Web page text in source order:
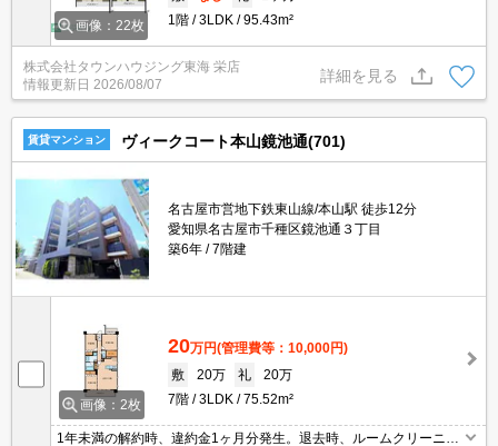
画像：22枚
1階
3LDK 95.43m²
株式会社タウンハウジング東海 栄店
情報更新日 2026/08/07
詳細を見る
賃貸マンション ヴィークコート本山鏡池通(701)
名古屋市営地下鉄東山線/本山駅 徒歩12分
愛知県名古屋市千種区鏡池通３丁目
築6年
7階建
画像：2枚
20万円(管理費等：10,000円)
敷
20万 礼
20万
7階
3LDK 75.52m²
1年未満の解約時、違約金1ヶ月分発生。退去時、ルームクリーニン